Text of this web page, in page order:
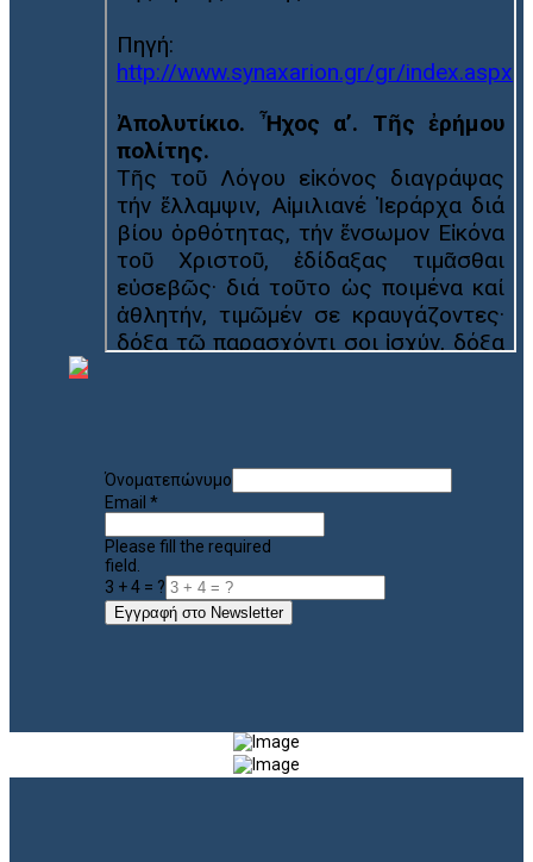
Όνοματεπώνυμο
Email *
Please fill the required
field.
3 + 4 = ?
Εγγραφή στο Newsletter